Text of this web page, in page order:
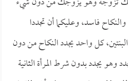
فاسد، وعليكما أن تجددا
كل واحد يجدد النكاح من دون
وهو يجدد بدون شرط المرأة الثانية